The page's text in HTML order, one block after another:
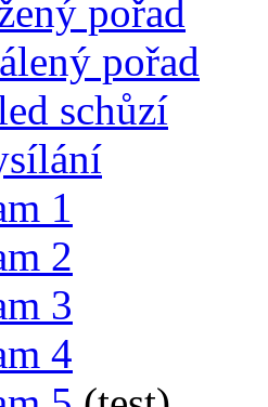
pořad
pořad
schůzí
1
2
3
4